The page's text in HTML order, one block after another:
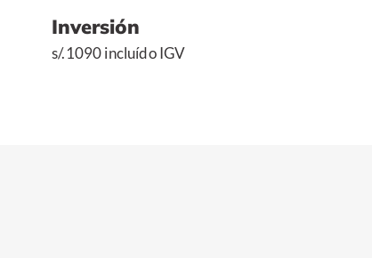
Inversión
s/.1090 incluído IGV